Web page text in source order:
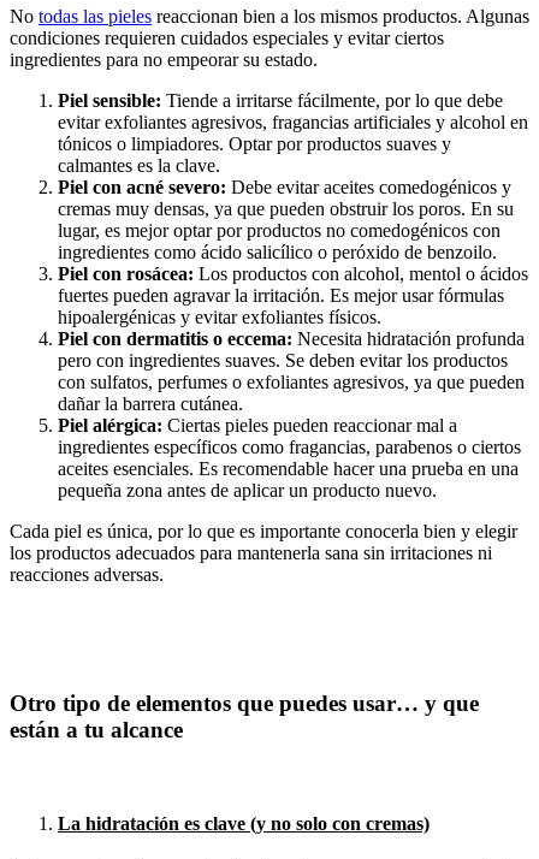
No todas las pieles reaccionan bien a los mismos productos. Algunas
condiciones requieren cuidados especiales y evitar ciertos
ingredientes para no empeorar su estado.
Piel sensible: Tiende a irritarse fácilmente, por lo que debe
evitar exfoliantes agresivos, fragancias artificiales y alcohol en
tónicos o limpiadores. Optar por productos suaves y
calmantes es la clave.
Piel con acné severo: Debe evitar aceites comedogénicos y
cremas muy densas, ya que pueden obstruir los poros. En su
lugar, es mejor optar por productos no comedogénicos con
ingredientes como ácido salicílico o peróxido de benzoilo.
Piel con rosácea: Los productos con alcohol, mentol o ácidos
fuertes pueden agravar la irritación. Es mejor usar fórmulas
hipoalergénicas y evitar exfoliantes físicos.
Piel con dermatitis o eccema: Necesita hidratación profunda
pero con ingredientes suaves. Se deben evitar los productos
con sulfatos, perfumes o exfoliantes agresivos, ya que pueden
dañar la barrera cutánea.
Piel alérgica: Ciertas pieles pueden reaccionar mal a
ingredientes específicos como fragancias, parabenos o ciertos
aceites esenciales. Es recomendable hacer una prueba en una
pequeña zona antes de aplicar un producto nuevo.
Cada piel es única, por lo que es importante conocerla bien y elegir
los productos adecuados para mantenerla sana sin irritaciones ni
reacciones adversas.
Otro tipo de elementos que puedes usar… y que
están a tu alcance
La hidratación es clave (y no solo con cremas)